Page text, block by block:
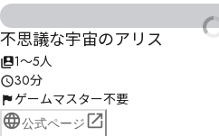
不思議な宇宙のアリス
1〜5人
30分
ゲームマスター不要
公式ページ